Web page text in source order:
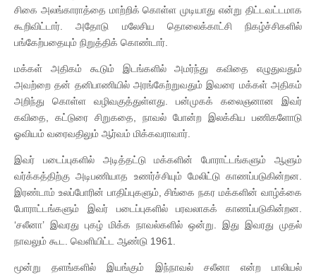
சிகை அலங்காராத்தை மாற்றிக் கொள்ள முடியாது என்று திட்டவட்டமாக
கூறிவிட்டார். அதோடு மலேசிய தொலைக்காட்சி நிகழ்ச்சிகளில்
பங்கேற்பதையும் நிறுத்திக் கொண்டார்.
மக்கள் அதிகம் கூடும் இடங்களில் அமர்ந்து கவிதை எழுதுவதும்
அவற்றை தன் தனிபாணியில் அரங்கேற்றுவதும் இவரை மக்கள் அதிகம்
அறிந்து கொள்ள வழிவகுத்துள்ளது. பன்முகக் கலைஞனான இவர்
கவிதை, கட்டுரை சிறுகதை, நாவல் போன்ற இலக்கிய பணிகளோடு
ஓவியம் வரைவதிலும் ஆர்வம் மிக்கவராவார்.
இவர் படைப்புகளில் அடித்தட்டு மக்களின் போராட்டங்களும் ஆளும்
வர்க்கத்திற்கு அடிபணியாத உணர்ச்சியும் மேலிட்டு காணப்படுகின்றன.
இரண்டாம் உலப்போரின் பாதிப்புகளும், சிங்கை நகர மக்களின் வாழ்க்கை
போராட்டங்களும் இவர் படைப்புகளில் பரவலாகக் காணப்படுகின்றன.
‘சலீனா’ இவரது புகழ் மிக்க நாவல்களில் ஒன்று. இது இவரது முதல்
நாவலும் கூட. வெளியிட்ட ஆண்டு 1961.
மூன்று தளங்களில் இயங்கும் இந்நாவல் சலீனா என்ற பாலியல்